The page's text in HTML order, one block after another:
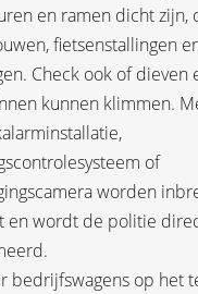
en ramen dicht zijn,
fietsenstallingen
Check ook of dieven
kunnen klimmen.
of
worden
en wordt de politie
bedrijfswagens op het